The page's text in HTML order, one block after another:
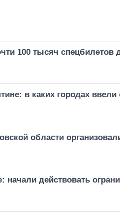
100 тысяч спецбилетов
в каких городах ввели
области
начали действовать